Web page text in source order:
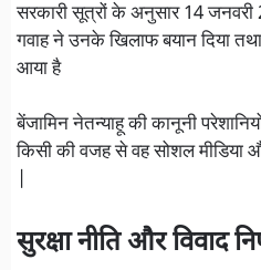
सरकारी सूत्रों के अनुसार 14
गवाह ने उनके खिलाफ बयान दिया
आया है
बेंजामिन नेतन्याहू की कानूनी
किसी की वजह से वह सोशल मीडिया
सुरक्षा नीति और विवाद